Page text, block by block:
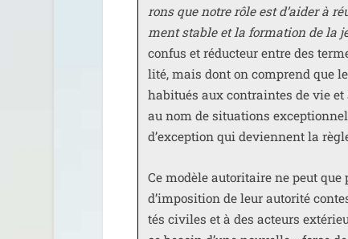
rons que notre rôle est d’aider à
ment stable et la for­ma­tion de la
confus et réduc­teur entre des
li­té, mais dont on com­prend que
habi­tués aux contraintes de vie
au nom de situa­tions
d’exception qui deviennent la
Ce modèle auto­ri­taire ne peut
d’imposition de leur auto­ri­té
tés civiles et à des acteurs